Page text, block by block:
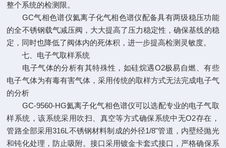
整个系统的检测限。
GC气相色谱仪氦离子化气相色谱仪配备具有两级稳压功能
的全不锈钢载气减压阀，大大提高了压力稳定性，确保基线的稳
定，同时也降低了阀体内的死体积，进一步提高检测灵敏度。
七、电子气取样系统
电子气体的分析有其特殊性，如硅烷遇O2极易自燃、有些
电子气体为有毒有害气体，采用传统的取样方式无法完成电子气
的分析
GC-9560-HG氦离子化气相色谱仪可以选配专业的电子气取
样系统，该系统采用吹扫、真空等方式确保系统中无O2存在，
管路全部采用316L不锈钢材料制成的外径1/8"管道，内壁经抛光
和钝化处理，防止吸附。接口采用镀金卡套式接口，严格确保系